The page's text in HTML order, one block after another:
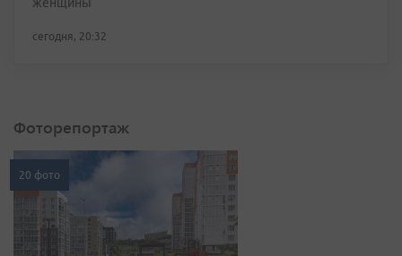
женщины
сегодня, 20:32
Фоторепортаж
20 фото